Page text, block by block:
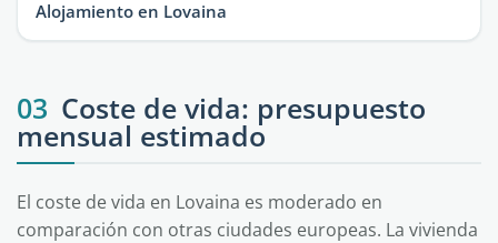
Alojamiento en Lovaina
03 Coste de vida: presupuesto
mensual estimado
El coste de vida en Lovaina es moderado en
comparación con otras ciudades europeas. La vivienda